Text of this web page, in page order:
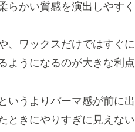
かい質感を演出しやすく
、ワックスだけではすぐ
ようになるのが大きな利点
いうよりパーマ感が前に
ときにやりすぎに見えな